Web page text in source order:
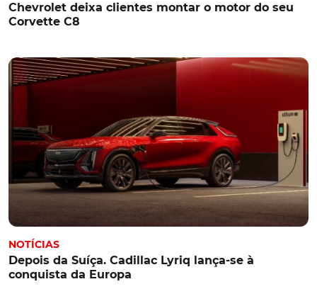
Chevrolet deixa clientes montar o motor do seu
Corvette C8
NOTÍCIAS
Depois da Suíça. Cadillac Lyriq lança-se à
conquista da Europa